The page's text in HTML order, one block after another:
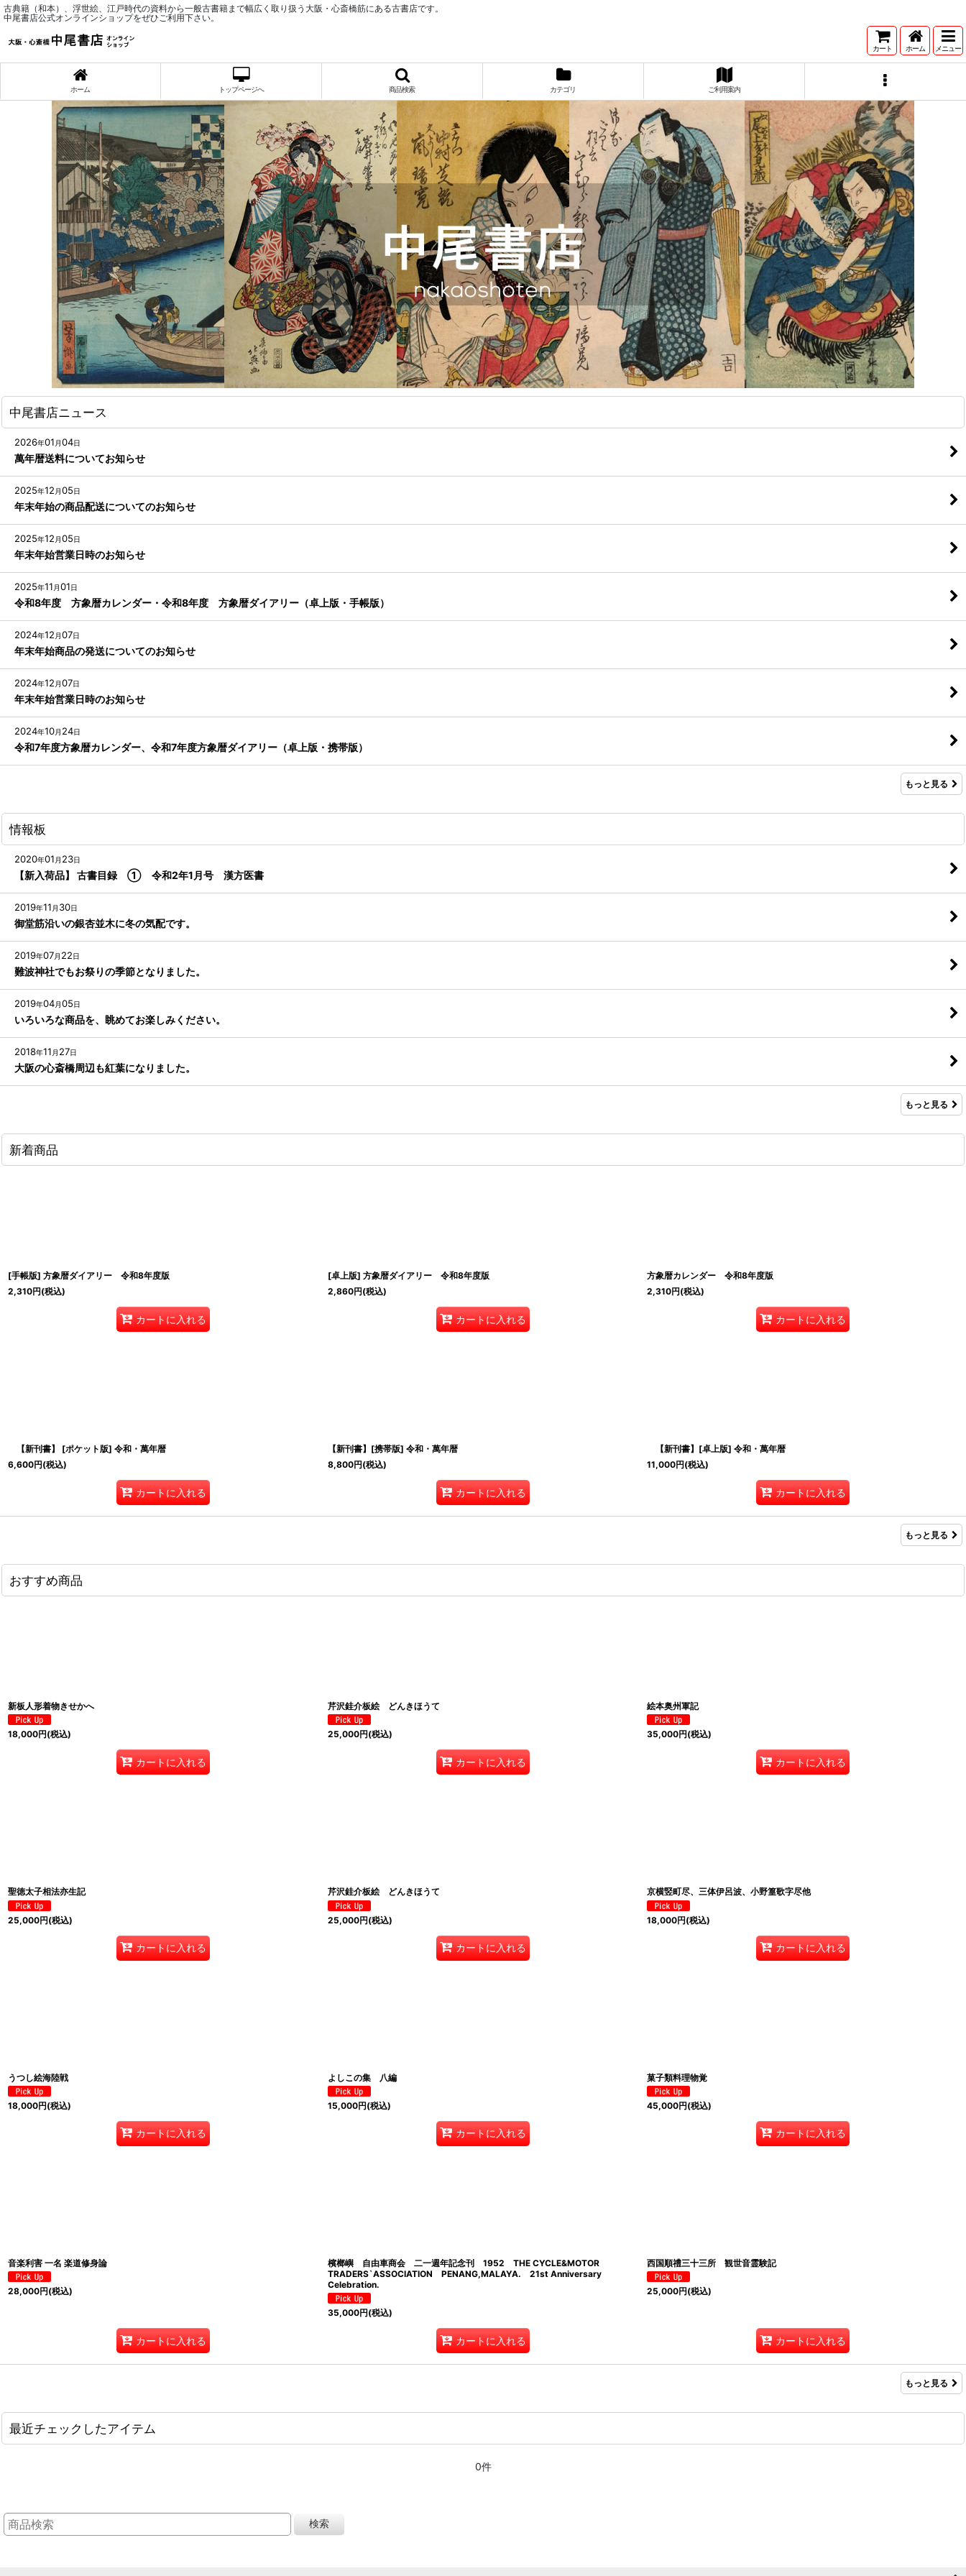
古典籍（和本）、浮世絵、江戸時代の資料から一般古書籍まで幅広く取り扱う大阪・心斎橋筋にある古書店です。
中尾書店公式オンラインショップをぜひご利用下さい。
カート ホーム メニュー
ホーム トップページへ 商品検索 カテゴリ ご利用案内
中尾書店ニュース
2026年01 月04日
萬年暦送料についてお知らせ
2025年12 月05日
年末年始の商品配送についてのお知らせ
2025年12 月05日
年末年始営業日時のお知らせ
2025年11 月01日
令和8年度 方象暦カレンダー・令和8年度 方象暦ダイアリー（卓上版・手帳版）
2024年12 月07日
年末年始商品の発送についてのお知らせ
2024年12 月07日
年末年始営業日時のお知らせ
2024年10月 24日
令和7年度方象暦カレンダー、令和7年度方象暦ダイアリー（卓上版・携帯版）
もっと見る
情報板
2020年01 月 23日
【新入荷品】 古書目録 ① 令和2年1月号 漢方医書
2019年11 月 30日
御堂筋沿いの銀杏並木に冬の気配です。
2019年07月 22日
難波神社でもお祭りの季節となりました。
2019年04月05日
いろいろな商品を、眺めてお楽しみください。
2018年11 月 27日
大阪の心斎橋周辺も紅葉になりました。
もっと見る
新着商品
[手帳版] 方象暦ダイアリー 令和8年度版
2,310円(税込)
カートに入れる
[卓上版] 方象暦ダイアリー 令和8年度版
2,860円(税込)
カートに入れる
方象暦カレンダー 令和8年度版
2,310円(税込)
カートに入れる
【新刊書】 [ポケット版] 令和・萬年暦
6,600円(税込)
カートに入れる
【新刊書】[携帯版] 令和・萬年暦
8,800円(税込)
カートに入れる
【新刊書】[卓上版] 令和・萬年暦
11,000円(税込)
カートに入れる
もっと見る
おすすめ商品
新板人形着物きせかへ
18,000円(税込)
カートに入れる
芹沢銈介板絵 どんきほうて
25,000円(税込)
カートに入れる
絵本奥州軍記
35,000円(税込)
カートに入れる
聖徳太子相法亦生記
25,000円(税込)
カートに入れる
芹沢銈介板絵 どんきほうて
25,000円(税込)
カートに入れる
京横竪町尽、三体伊呂波、小野篁歌字尽他
18,000円(税込)
カートに入れる
うつし絵海陸戦
18,000円(税込)
カートに入れる
よしこの集 八編
15,000円(税込)
カートに入れる
菓子類料理物覚
45,000円(税込)
カートに入れる
音楽利害 一名 楽道修身論
28,000円(税込)
カートに入れる
檳榔嶼 自由車商会 二一週年記念刊 1952 THE CYCLE&MOTOR
TRADERS`ASSOCIATION PENANG,MALAYA. 21st Anniversary
Celebration.
35,000円(税込)
カートに入れる
西国順禮三十三所 観世音霊験記
25,000円(税込)
カートに入れる
もっと見る
最近チェックしたアイテム
0件
検索